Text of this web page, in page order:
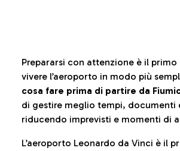
Prepararsi con attenzione è il primo
vivere l’aeroporto in modo più
cosa fare prima di partire da
di gestire meglio tempi, documenti
riducendo imprevisti e momenti di
L’aeroporto Leonardo da Vinci è il